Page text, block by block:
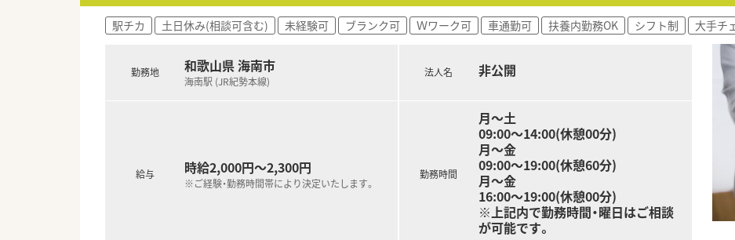
駅チカ 土日休み(相談可含む) 未経験可 ブランク可 Ｗワーク可 車通勤可 扶養内勤務OK シフト制 大手チ
勤務地 和歌山県 海南市
海南駅 (JR紀勢本線)
給与 時給2,000円～2,300円
※ご経験・勤務時間帯により決定いたします。
法人名 非公開
勤務時間
月～土
09:00～14:00(休憩00分)
月～金
09:00～19:00(休憩60分)
月～金
16:00～19:00(休憩00分)
※上記内で勤務時間・曜日はご相談
が可能です。